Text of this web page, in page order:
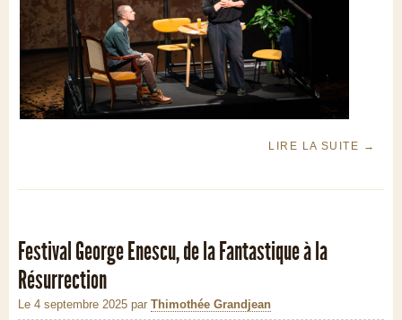
LIRE LA SUITE →
Festival George Enescu, de la Fantastique à la
Résurrection
Le 4 septembre 2025 par Thimothée Grandjean